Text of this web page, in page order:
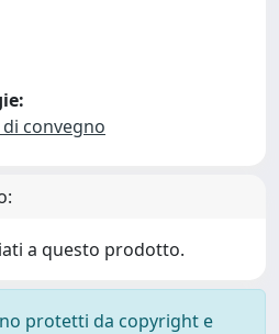
convegno
a questo prodotto.
protetti da copyright e